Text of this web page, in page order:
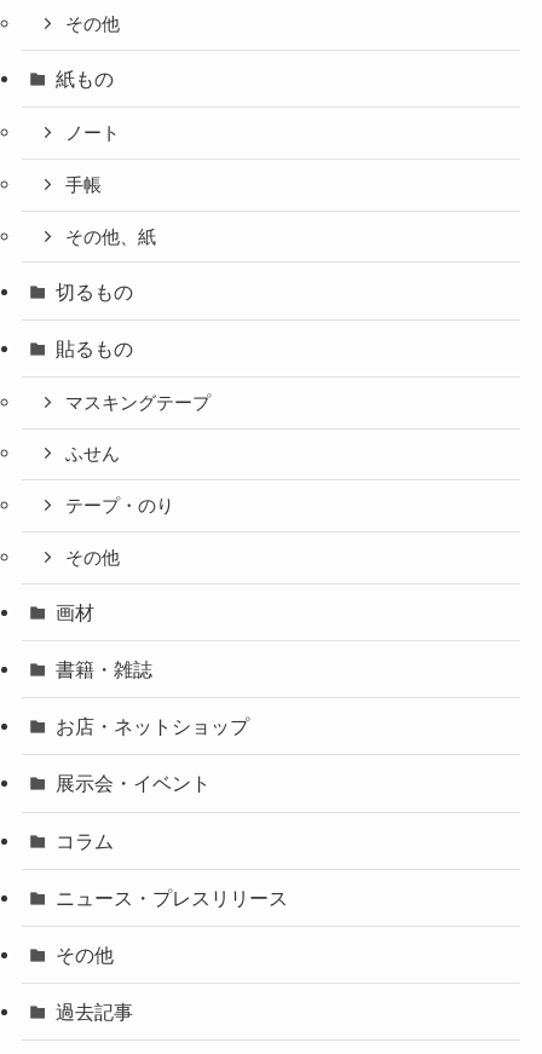
その他
紙もの
ノート
手帳
その他、紙
切るもの
貼るもの
マスキングテープ
ふせん
テープ・のり
その他
画材
書籍・雑誌
お店・ネットショップ
展示会・イベント
コラム
ニュース・プレスリリース
その他
過去記事